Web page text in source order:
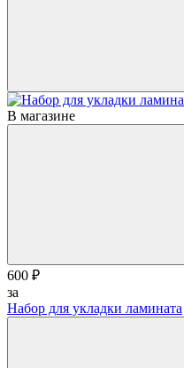
В магазине
600 ₽
за
Набор для укладки ламината